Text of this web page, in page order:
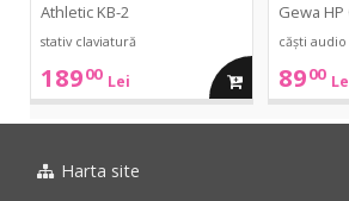
Athletic KB-2
stativ claviatură
18900 Lei adauga
in
Gewa HP
căști audio
8900
Harta site